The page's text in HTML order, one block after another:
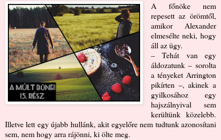
A főnöke nem
repesett az örömtől,
amikor Alexander
elmesélte neki, hogy
áll az ügy.
– Tehát van egy
áldozatunk – sorolta
a tényeket Arrington
pikírten –, akinek a
gyilkosához egy
hajszálnyival sem
kerültünk közelebb.
Illetve lett egy újabb hullánk, akit egyelőre nem tudtunk azonosítani
sem, nem hogy arra rájönni, ki ölte meg.